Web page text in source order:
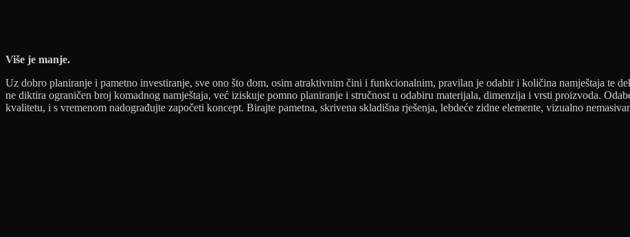
Više je manje.
Uz dobro planiranje i pametno investiranje, sve ono što dom, osim atraktivnim čini i funkcionalnim, pravilan je odabir i količina namještaja te
ne diktira ograničen broj komadnog namještaja, već iziskuje pomno planiranje i stručnost u odabiru materijala, dimenzija i vrsti proizvoda.
kvalitetu, i s vremenom nadograđujte započeti koncept. Birajte pametna, skrivena skladišna rješenja, lebdeće zidne elemente, vizualno